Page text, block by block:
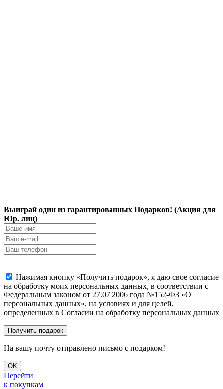
Выиграй один из гарантированных Подарков! (Акция для
Юр. лиц)
Нажимая кнопку «Получить подарок», я даю свое согласие
на обработку моих персональных данных, в соответствии с
Федеральным законом от 27.07.2006 года №152-ФЗ «О
персональных данных», на условиях и для целей,
определенных в Согласии на обработку персональных данных
На вашу почту отправлено письмо с подарком!
OK
Перейти
к покупкам